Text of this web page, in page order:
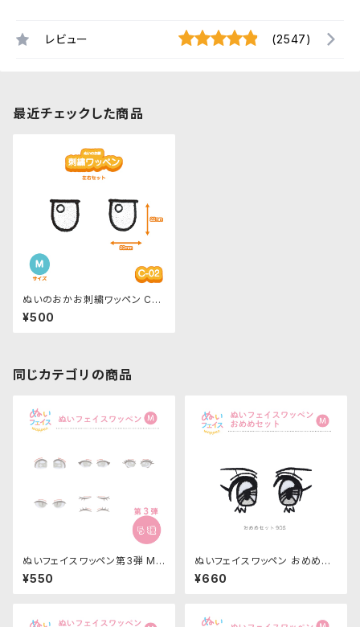
レビュー (2547)
最近チェックした商品
ぬいのおかお刺繍ワッペン C-0
2-Mサイズ 目・左右セット
¥500
同じカテゴリの商品
ぬいフェイスワッペン第3弾 Mサ
イズ 各種｜清原株式会社
¥550
ぬいフェイスワッペン おめめセ
ット Mサイズ「90S」NUIW-56
｜清原株式会社
¥660